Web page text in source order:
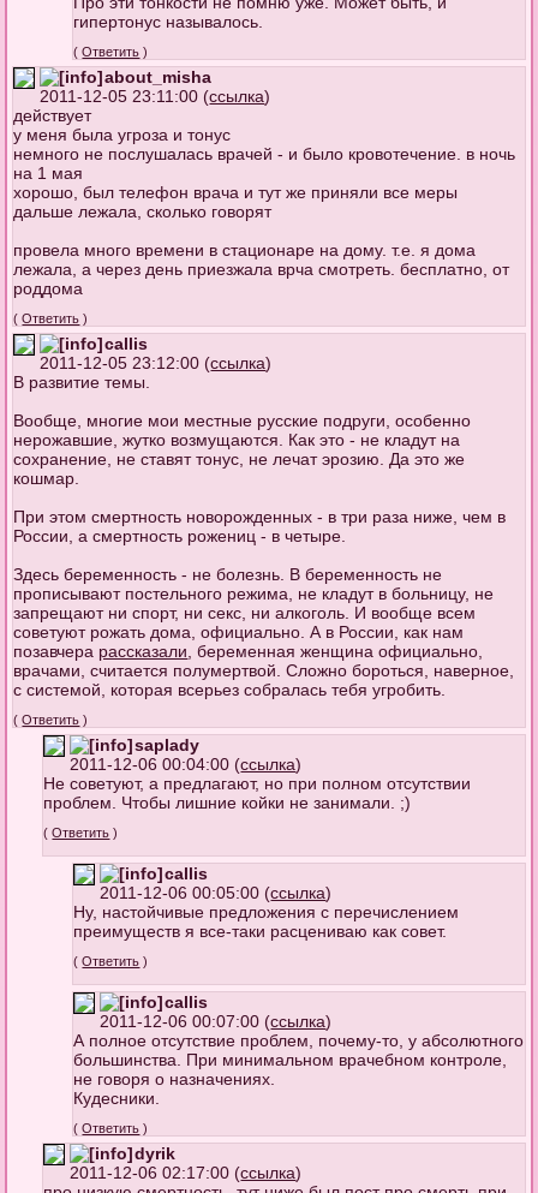
гипертонус называлось.
(Ответить )
about_misha
2011-12-05 23:11:00 (ссылка)
действует
у меня была угроза и тонус
немного не послушалась врачей - и было кровотечение. в ночь
на 1 мая
хорошо, был телефон врача и тут же приняли все меры
дальше лежала, сколько говорят
провела много времени в стационаре на дому. т.е. я дома
лежала, а через день приезжала врча смотреть. бесплатно, от
роддома
(Ответить )
callis
2011-12-05 23:12:00 (ссылка)
В развитие темы.
Вообще, многие мои местные русские подруги, особенно
нерожавшие, жутко возмущаются. Как это - не кладут на
сохранение, не ставят тонус, не лечат эрозию. Да это же
кошмар.
При этом смертность новорожденных - в три раза ниже, чем в
России, а смертность рожениц - в четыре.
Здесь беременность - не болезнь. В беременность не
прописывают постельного режима, не кладут в больницу, не
запрещают ни спорт, ни секс, ни алкоголь. И вообще всем
советуют рожать дома, официально. А в России, как нам
позавчера рассказали , беременная женщина официально,
врачами, считается полумертвой. Сложно бороться, наверное,
с системой, которая всерьез собралась тебя угробить.
(Ответить )
saplady
2011-12-06 00:04:00 (ссылка)
Не советуют, а предлагают, но при полном отсутствии
проблем. Чтобы лишние койки не занимали. ;)
(Ответить )
callis
2011-12-06 00:05:00 (ссылка)
Ну, настойчивые предложения с перечислением
преимуществ я все-таки расцениваю как совет.
(Ответить )
callis
2011-12-06 00:07:00 (ссылка)
А полное отсутствие проблем, почему-то, у абсолютного
большинства. При минимальном врачебном контроле,
не говоря о назначениях.
Кудесники.
(Ответить )
dyrik
2011-12-06 02:17:00 (ссылка)